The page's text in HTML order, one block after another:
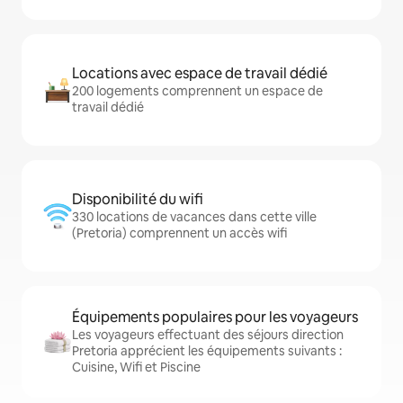
Locations avec espace de travail dédié
200 logements comprennent un espace de
travail dédié
Disponibilité du wifi
330 locations de vacances dans cette ville
(Pretoria) comprennent un accès wifi
Équipements populaires pour les voyageurs
Les voyageurs effectuant des séjours direction
Pretoria apprécient les équipements suivants :
Cuisine, Wifi et Piscine